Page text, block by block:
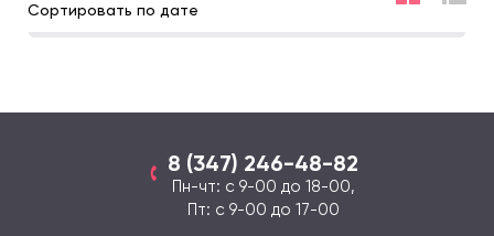
Сортировать по дате
8 (347) 246-48-82
Пн-чт: с 9-00 до 18-00,
Пт: с 9-00 до 17-00